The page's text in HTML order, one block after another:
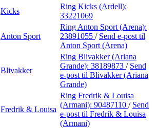
Kicks
Ring Kicks (Ardell):
33221069
Anton Sport
Ring Anton Sport (Arena):
23891055 / Send e-post til
Anton Sport (Arena)
Blivakker
Ring Blivakker (Ariana
Grande): 38189873 / Send
e-post til Blivakker (Ariana
Grande)
Fredrik & Louisa
Ring Fredrik & Louisa
(Armani): 90487110 / Send
e-post til Fredrik & Louisa
(Armani)